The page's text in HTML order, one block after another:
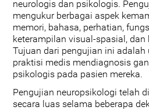
neurologis dan psikologis.
mengukur berbagai aspek
memori, bahasa, perhatian,
keterampilan visual-spasial,
Tujuan dari pengujian ini adalah
praktisi medis mendiagnosis
psikologis pada pasien mereka.
Pengujian neuropsikologi telah
secara luas selama beberapa